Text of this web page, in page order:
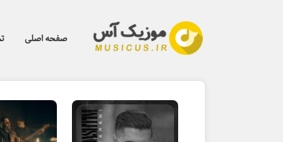
صفحه اصلی